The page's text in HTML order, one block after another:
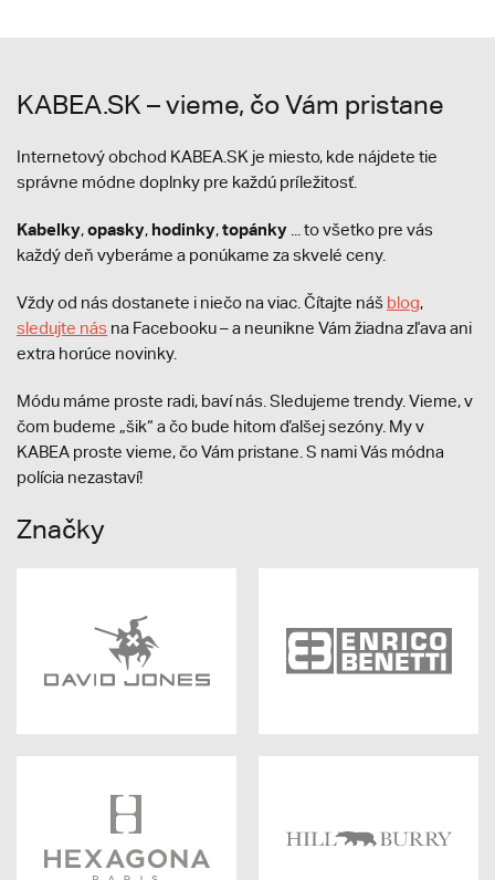
KABEA.SK – vieme, čo Vám pristane
Internetový obchod KABEA.SK je miesto, kde nájdete tie
správne módne doplnky pre každú príležitosť.
Kabelky,opasky, hodinky,topánky ... to všetko pre vás
každý deň vyberáme a ponúkame za skvelé ceny.
Vždy od nás dostanete i niečo na viac. Čítajte náš blog,
sledujte nás na Facebooku – a neunikne Vám žiadna zľava ani
extra horúce novinky.
Módu máme proste radi, baví nás. Sledujeme trendy. Vieme, v
čom budeme „šik“ a čo bude hitom ďalšej sezóny. My v
KABEA proste vieme, čo Vám pristane. S nami Vás módna
polícia nezastaví!
Značky